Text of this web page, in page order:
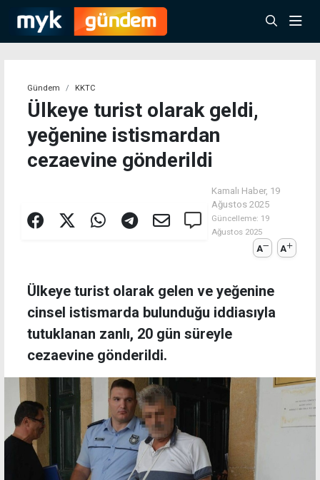
Gündem KKTC
Ülkeye turist olarak geldi,
yeğenine istismardan
cezaevine gönderildi
Kamalı Haber, 19
Ağustos 2025
Güncelleme: 19
Ağustos 2025
A A
Ülkeye turist olarak gelen ve yeğenine
cinsel istismarda bulunduğu iddiasıyla
tutuklanan zanlı, 20 gün süreyle
cezaevine gönderildi.